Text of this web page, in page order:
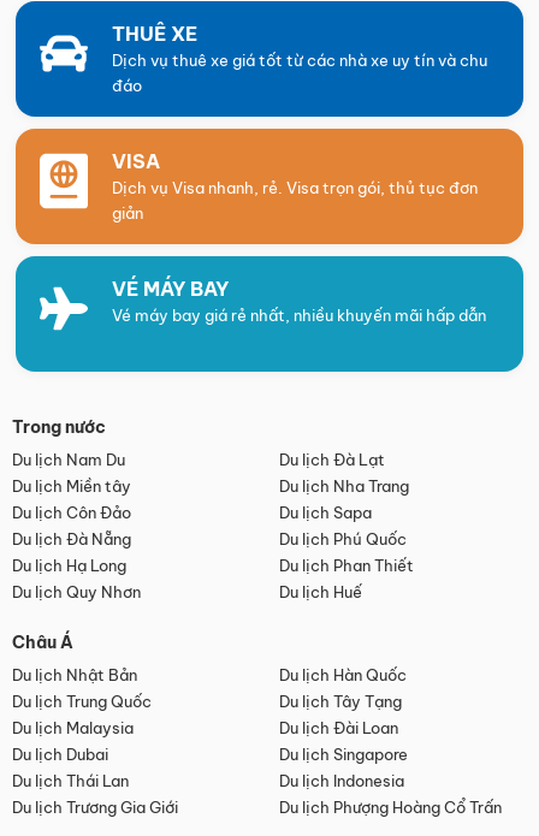
THUÊ XE
Dịch vụ thuê xe giá tốt từ các nhà xe uy tín và chu
đáo
VISA
Dịch vụ Visa nhanh, rẻ. Visa trọn gói, thủ tục đơn
giản
VÉ MÁY BAY
Vé máy bay giá rẻ nhất, nhiều khuyến mãi hấp dẫn
Trong nước
Du lịch Nam Du
Du lịch Đà Lạt
Du lịch Miền tây
Du lịch Nha Trang
Du lịch Côn Đảo
Du lịch Sapa
Du lịch Đà Nẵng
Du lịch Phú Quốc
Du lịch Hạ Long
Du lịch Phan Thiết
Du lịch Quy Nhơn
Du lịch Huế
Châu Á
Du lịch Nhật Bản
Du lịch Hàn Quốc
Du lịch Trung Quốc
Du lịch Tây Tạng
Du lịch Malaysia
Du lịch Đài Loan
Du lịch Dubai
Du lịch Singapore
Du lịch Thái Lan
Du lịch Indonesia
Du lịch Trương Gia Giới
Du lịch Phượng Hoàng Cổ Trấn